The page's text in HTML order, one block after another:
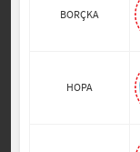
BORÇKA
HOPA